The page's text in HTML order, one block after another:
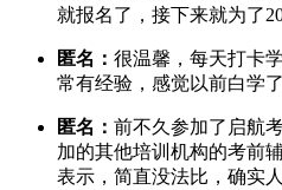
就报名了，接下来就为了
匿名： 很温馨，每天打卡
常有经验，感觉以前白学
匿名： 前不久参加了启航
加的其他培训机构的考前
表示，简直没法比，确实